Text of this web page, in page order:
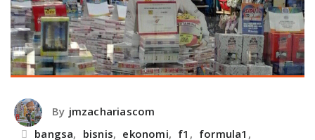
By jmzachariascom
bangsa, bisnis, ekonomi, f1 , formula1 ,